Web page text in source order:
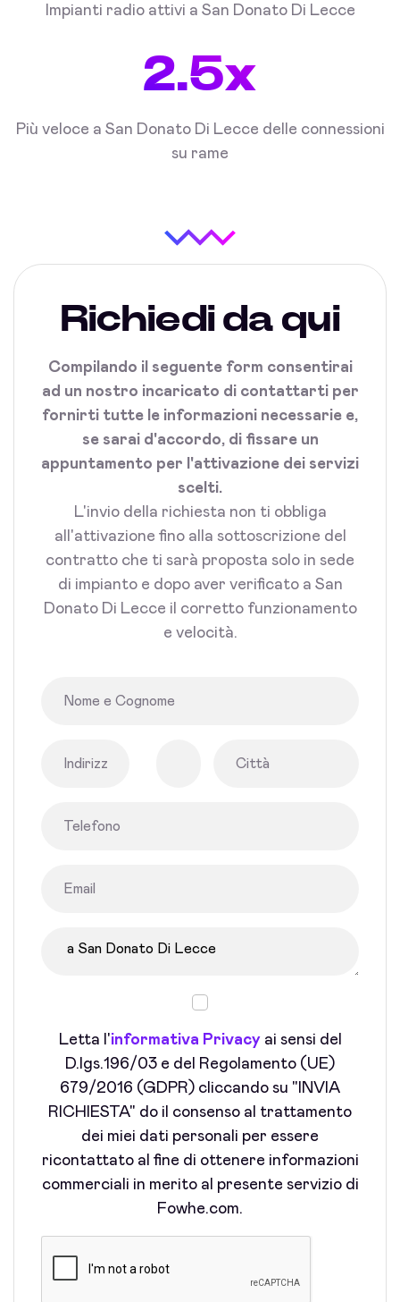
Impianti radio attivi a San Donato Di Lecce
2.5x
Più veloce a San Donato Di Lecce delle connessioni
su rame
Richiedi da qui
Compilando il seguente form consentirai
ad un nostro incaricato di contattarti per
fornirti tutte le informazioni necessarie e,
se sarai d'accordo, di fissare un
appuntamento per l'attivazione dei servizi
scelti.
L'invio della richiesta non ti obbliga
all'attivazione fino alla sottoscrizione del
contratto che ti sarà proposta solo in sede
di impianto e dopo aver verificato a San
Donato Di Lecce il corretto funzionamento
e velocità.
Letta l'informativa Privacyai sensi del
D.lgs.196/03 e del Regolamento (UE)
679/2016 (GDPR) cliccando su "INVIA
RICHIESTA" do il consenso al trattamento
dei miei dati personali per essere
ricontattato al fine di ottenere informazioni
commerciali in merito al presente servizio di
Fowhe.com.